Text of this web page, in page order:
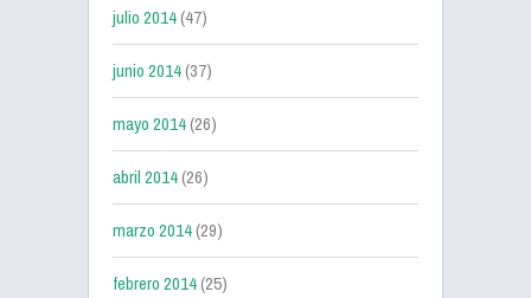
julio 2014(47)
junio 2014(37)
mayo 2014(26)
abril 2014(26)
marzo 2014(29)
febrero 2014(25)